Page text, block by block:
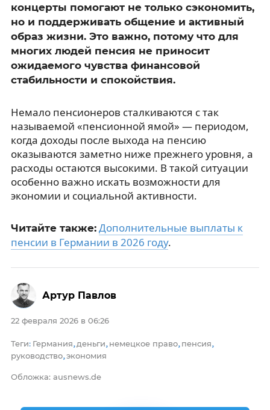
концерты помогают не только сэкономить,
но и поддерживать общение и активный
образ жизни. Это важно, потому что для
многих людей пенсия не приносит
ожидаемого чувства финансовой
стабильности и спокойствия.
Немало пенсионеров сталкиваются с так
называемой «пенсионной ямой» — периодом,
когда доходы после выхода на пенсию
оказываются заметно ниже прежнего уровня, а
расходы остаются высокими. В такой ситуации
особенно важно искать возможности для
экономии и социальной активности.
Читайте также: Дополнительные выплаты к
пенсии в Германии в 2026 году.
22 февраля 2026 в 06:26
Теги: Германия, деньги, немецкое право, пенсия,
руководство,экономия
Обложка: ausnews.de
Артур Павлов